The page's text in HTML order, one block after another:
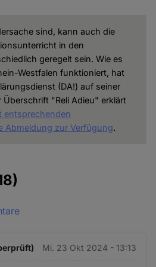
sind, kann auch die
in den
geregelt sein. Wie es
Westfalen funktioniert, hat
(DA!) auf seiner
"Reli Adieu" erklärt
entsprechenden
Abmeldung zur Verfügung.
Mi. 23 Okt 2024 - 13:13